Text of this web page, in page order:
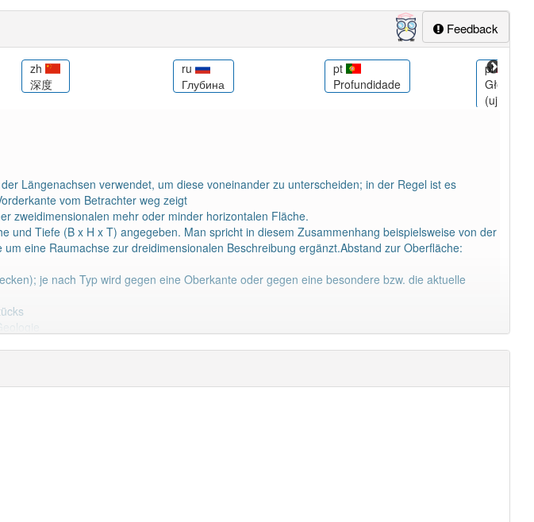
Feedback
zh
深度
ru
Глубина
pt
Profundidade
pl
Längenachsen verwendet, um diese voneinander zu unterscheiden; in der Regel ist es
vom Betrachter weg zeigt
zweidimensionalen mehr oder minder horizontalen Fläche.
und Tiefe (B x H x T) angegeben. Man spricht in diesem Zusammenhang beispielsweise von der
eine Raumachse zur dreidimensionalen Beschreibung ergänzt.Abstand zur Oberfläche:
je nach Typ wird gegen eine Oberkante oder gegen eine besondere bzw. die aktuelle